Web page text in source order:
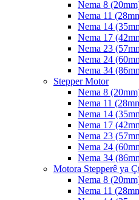
Nema 8
Nema 11
Nema 14
Nema 17
Nema 23
Nema 24
Nema 34
Stepper Motor
Nema 8
Nema 11
Nema 14
Nema 17
Nema 23
Nema 24
Nema 34
Motora Stepperê ya
Nema 8
Nema 11